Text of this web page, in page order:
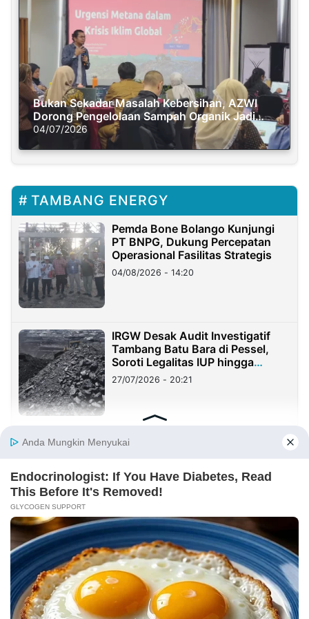
Bukan Sekadar Masalah Kebersihan, AZWI
Dorong Pengelolaan Sampah Organik Jadi
Solusi Krisis Iklim
04/07/2026
TAMBANG ENERGY
Pemda Bone Bolango Kunjungi
PT BNPG, Dukung Percepatan
Operasional Fasilitas Strategis
04/08/2026 - 14:20
IRGW Desak Audit Investigatif
Tambang Batu Bara di Pessel,
Soroti Legalitas IUP hingga
Stockpile
27/07/2026 - 20:21
Demo di Depan Mabes Polri,
Tambang Batu Bara Ilegal di
Lampung
14/07/2026 - 21:50
PT BNPG Tegaskan Komitmen
Investasi yang Sehat di Hadapan
DPRD Provinsi Gorontalo
12/07/2026 - 10:40